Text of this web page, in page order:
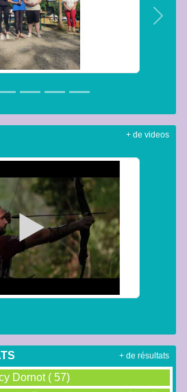
+ de videos
Dornot ( 57)
+ de résultats